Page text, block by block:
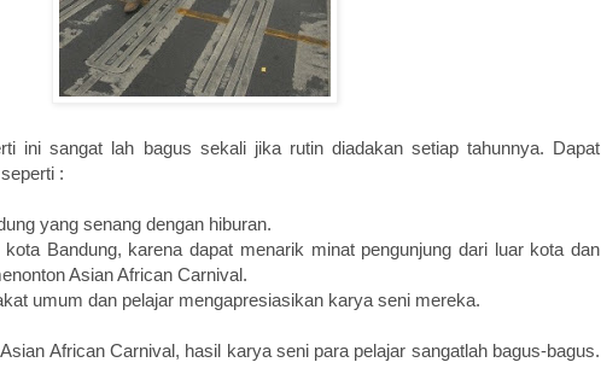
ini sangat lah bagus sekali jika rutin diadakan setiap tahunnya. Dapat
:
yang senang dengan hiburan.
Bandung, karena dapat menarik minat pengunjung dari luar kota dan
Asian African Carnival.
umum dan pelajar mengapresiasikan karya seni mereka.
African Carnival, hasil karya seni para pelajar sangatlah bagus-bagus.